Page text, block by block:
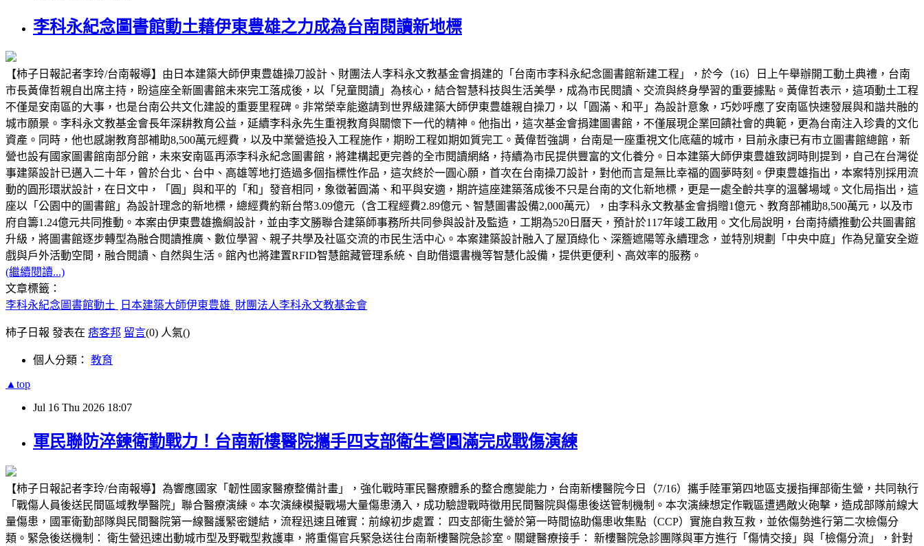
李科永紀念圖書館動土藉伊東豊雄之力成為台南閱讀新地標
【柿子日報記者李玲/台南報導】由日本建築大師伊東豊雄操刀設計、財團法人李科永文教基金會捐建的「台南市李科永紀念圖書館新建工程」，於今（16）日上午舉辦開工動土典禮，台南
市長黃偉哲親自出席主持，盼這座全新圖書館未來完工落成後，以「兒童閱讀」為核心，結合智慧科技與生活美學，成為市民閱讀、交流與終身學習的重要據點。黃偉哲表示，這項動土工程
不僅是安南區的大事，也是台南公共文化建設的重要里程碑。非常榮幸能邀請到世界級建築大師伊東豊雄親自操刀，以「圓滿、和平」為設計意象，巧妙呼應了安南區快速發展與和諧共融的
城市願景。李科永文教基金會長年深耕教育公益，延續李科永先生重視教育與關懷下一代的精神。他指出，這次基金會捐建圖書館，不僅展現企業回饋社會的典範，更為台南注入珍貴的文化
資產。同時，他也感謝教育部補助8,500萬元經費，以及中業營造投入工程施作，期盼工程如期如質完工。黃偉哲強調，台南是一座重視文化底蘊的城市，目前永康已有市立圖書館總館，新
營也設有國家圖書館南部分館，未來安南區再添李科永紀念圖書館，將建構起更完善的全市閱讀網絡，持續為市民提供豐富的文化養分。日本建築大師伊東豊雄致詞時則提到，自己在台灣從
事建築設計已邁入二十年，曾於台北、台中、高雄等地打造過多個指標性作品，這次終於一圓心願，首次在台南操刀設計，對他而言是無比幸福的圓夢時刻。伊東豊雄指出，本案特別採用流
動的圓形環狀設計，在日文中，「圓」與和平的「和」發音相同，象徵著圓滿、和平與安適，期許這座建築落成後不只是台南的文化新地標，更是一處全齡共享的溫馨場域。文化局指出，這
座以「公園中的圖書館」為設計理念的新地標，總經費約新台幣3.09億元（含工程經費2.89億元、智慧圖書設備2,000萬元），由李科永文教基金會捐贈1億元、教育部補助8,500萬元，以及市
府自籌1.24億元共同推動。本案由伊東豊雄擔綱設計，並由李文勝聯合建築師事務所共同參與設計及監造，工期為520日曆天，預計於117年竣工啟用。文化局說明，台南持續推動公共圖書館
升級，將圖書館逐步轉型為融合閱讀推廣、數位學習、親子共學及社區交流的市民生活中心。本案建築設計融入了屋頂綠化、深簷遮陽等永續理念，並特別規劃「中央中庭」作為兒童安全遊
戲與戶外活動空間，融合閱讀、自然與生活。館內也將建置RFID智慧館藏管理系統、自助借還書機等智慧化設備，提供更便利、高效率的服務。
(繼續閱讀...)
文章標籤：
李科永紀念圖書館動土
日本建築大師伊東豊雄 財團法人李科永文教基金會
柿子日報 發表在 痞客邦 留言(0) 人氣()
個人分類： 教育
▲top
Jul 16 Thu 2026 18:07
軍民聯防淬鍊衛勤戰力！台南新樓醫院攜手四支部衛生營圓滿完成戰傷演練
【柿子日報記者李玲/台南報導】為響應國家「韌性國家醫療整備計畫」，強化戰時軍民醫療體系的整合應變能力，台南新樓醫院今日（7/16）攜手陸軍第四地區支援指揮部衛生營，共同執行
「戰傷人員後送民間區域教學醫院」聯合醫療演練。本次演練模擬戰場大量傷患湧入，成功驗證戰時徵用民間醫院與傷患後送管制機制。本次演練想定作戰區遭遇敵火砲擊，造成部隊前線大
量傷患，國軍衛勤部隊與民間醫院第一線醫護緊密鏈結，流程迅速且確實：前線初步處置： 四支部衛生營於第一時間協助傷患收集點（CCP）實施自救互救，並依傷勢進行第二次檢傷分
類。緊急後送機制： 衛生營迅速出動城市型及野戰型救護車，將重傷官兵緊急送往台南新樓醫院急診室。關鍵醫療接手： 新樓醫院急診團隊與軍方進行「傷情交接」與「檢傷分流」，針對